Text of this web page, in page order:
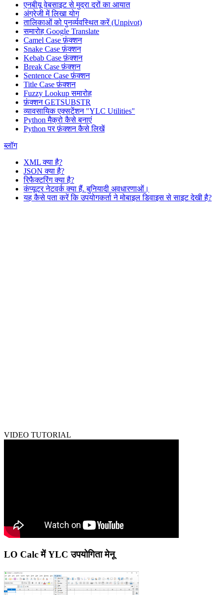
एनबीयू वेबसाइट से मुद्रा दरों का आयात
अंग्रेजी में लिखा योग
तालिकाओं को पुनर्व्यवस्थित करें (Unpivot)
समारोह Google Translate
Camel Case फ़ंक्शन
Snake Case फ़ंक्शन
Kebab Case फ़ंक्शन
Break Case फ़ंक्शन
Sentence Case फ़ंक्शन
Title Case फ़ंक्शन
Fuzzy Lookupसमारोह
फ़ंक्शन GETSUBSTR
व्यावसायिक एक्सटेंशन "YLC Utilities"
Python मैक्रो कैसे बनाएं
Python पर फ़ंक्शन कैसे लिखें
ब्लॉग
XML क्या है?
JSON क्या है?
रिफैक्टरिंग क्या है?
कंप्यूटर नेटवर्क क्या हैं. बुनियादी अवधारणाओं।
यह कैसे पता करें कि उपयोगकर्ता ने मोबाइल डिवाइस से साइट देखी है?
VIDEO TUTORIAL
LO Calc में YLC उपयोगिता मेनू